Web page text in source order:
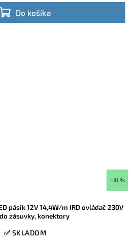
Do košíka
–31 %
pásik 12V 14,4W/m IRD ovládač 230V
zásuvky, konektory
✅ SKLADOM